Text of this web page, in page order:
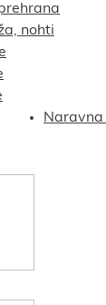
nohti
Naravna